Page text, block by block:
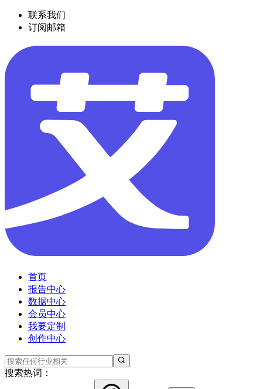
联系我们
订阅邮箱
首页
报告中心
数据中心
会员中心
我要定制
创作中心
搜索热词：